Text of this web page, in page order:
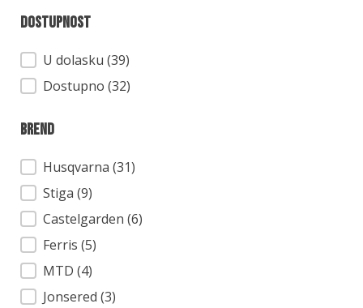
Dostupnost
Dostupnost
U dolasku (39)
Dostupno (32)
Brend
BrendHusqvarna (31)
Stiga (9)
Castelgarden (6)
Ferris (5)
MTD (4)
Jonsered (3)